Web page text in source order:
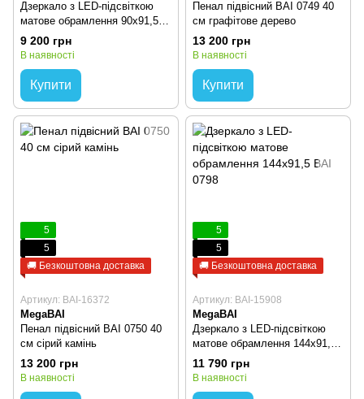
Дзеркало з LED-підсвіткою
матове обрамлення 90х91,5
BAI 0796
9 200 грн
В наявності
Купити
Пенал підвісний BAI 0749 40
cм графітове дерево
13 200 грн
В наявності
Купити
5
5
🚚 Безкоштовна доставка
Артикул: BAI-16372
MegaBAI
Пенал підвісний BAI 0750 40
cм сірий камінь
13 200 грн
В наявності
5
5
🚚 Безкоштовна доставка
Артикул: BAI-15908
MegaBAI
Дзеркало з LED-підсвіткою
матове обрамлення 144х91,5
BAI 0798
11 790 грн
В наявності